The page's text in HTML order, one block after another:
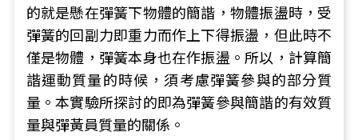
的就是懸在彈簧下物體的簡諧，物體振盪時，受
彈簧的回副力即重力而作上下得振盪，但此時不
僅是物體，彈簧本身也在作振盪。所以，計算簡
諧運動質量的時候，須考慮彈簧參與的部分質
量。本實驗所探討的即為彈簧參與簡諧的有效質
量與彈黃員質量的關係。